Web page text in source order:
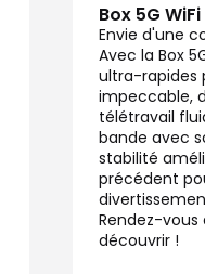
Box 5G WiFi
Envie d'une
Avec la Box
ultra-rapides
impeccable,
télétravail
bande avec
stabilité
précédent
Rendez-vous
découvrir !